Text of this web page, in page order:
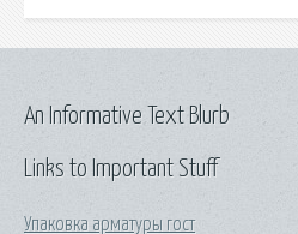
Links to Important Stuff
Упаковка арматуры гост
An Informative Text Blurb